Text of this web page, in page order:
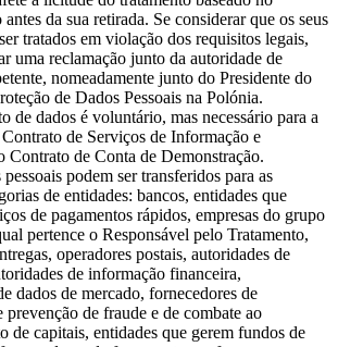
da sua retirada. Se considerar que os seus
tratados em violação dos requisitos legais,
uma reclamação junto da autoridade de
nomeadamente junto do Presidente do
de Dados Pessoais na Polónia.
de dados é voluntário, mas necessário para a
de Serviços de Informação e
Contrato de Conta de Demonstração.
pessoais podem ser transferidos para as
de entidades: bancos, entidades que
de pagamentos rápidos, empresas do grupo
pertence o Responsável pelo Tratamento,
operadores postais, autoridades de
de informação financeira,
dados de mercado, fornecedores de
prevenção de fraude e de combate ao
de capitais, entidades que gerem fundos de